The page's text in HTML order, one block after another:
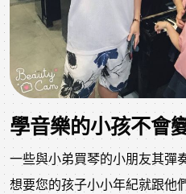
學音樂的小孩不會
一些與小弟買琴的小朋友其彈
想要您的孩子小小年紀就跟他